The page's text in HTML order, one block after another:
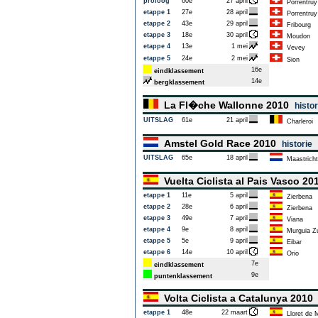
Porrentruy
etappe 1
27e 28 april
Porrentruy
etappe 2
43e 29 april
Fribourg
etappe 3
18e 30 april
Moudon
etappe 4
13e 1 mei
Vevey
etappe 5
24e 2 mei
Sion
eindklassement
16e
bergklassement
14e
La Fl�che Wallonne 2010
UITSLAG 61e 21 april Charleroi
Amstel Gold Race 2010 historie
UITSLAG 65e 18 april Maastricht
Vuelta Ciclista al Pais Vasco
etappe 1 11e 5 april
Zierbena
etappe 2
28e 6 april
Zierbena
etappe 3
49e 7 april
Viana
etappe 4
9e 8 april
Murguia
etappe 5
5e 9 april
Eibar
etappe 6
14e 10 april
Orio
eindklassement
7e
puntenklassement
9e
Volta Ciclista a Catalunya 2010
etappe 1 48e 22 maart
Lloret de